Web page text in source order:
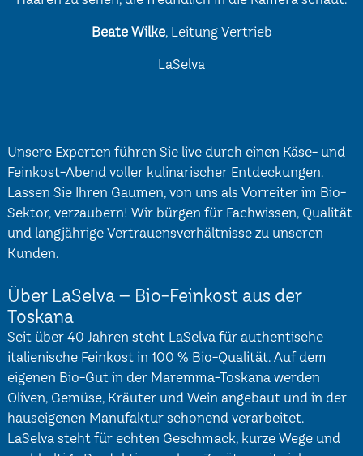
Beate Wilke, Leitung Vertrieb
LaSelva
Unsere Experten führen Sie live durch einen Käse- und
Feinkost-Abend voller kulinarischer Entdeckungen.
Lassen Sie Ihren Gaumen, von uns als Vorreiter im Bio-
Sektor, verzaubern! Wir bürgen für Fachwissen, Qualität
und langjährige Vertrauensverhältnisse zu unseren
Kunden.
Über LaSelva – Bio-Feinkost aus der
Toskana
Seit über 40 Jahren steht LaSelva für authentische
italienische Feinkost in 100 % Bio-Qualität. Auf dem
eigenen Bio-Gut in der Maremma-Toskana werden
Oliven, Gemüse, Kräuter und Wein angebaut und in der
hauseigenen Manufaktur schonend verarbeitet.
LaSelva steht für echten Geschmack, kurze Wege und